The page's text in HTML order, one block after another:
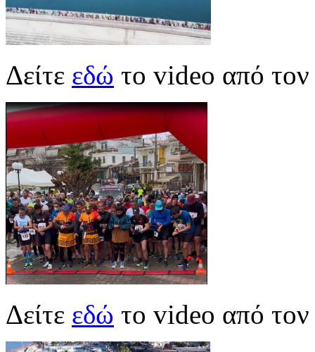
Δείτε εδώ το video από
Δείτε εδώ το video από